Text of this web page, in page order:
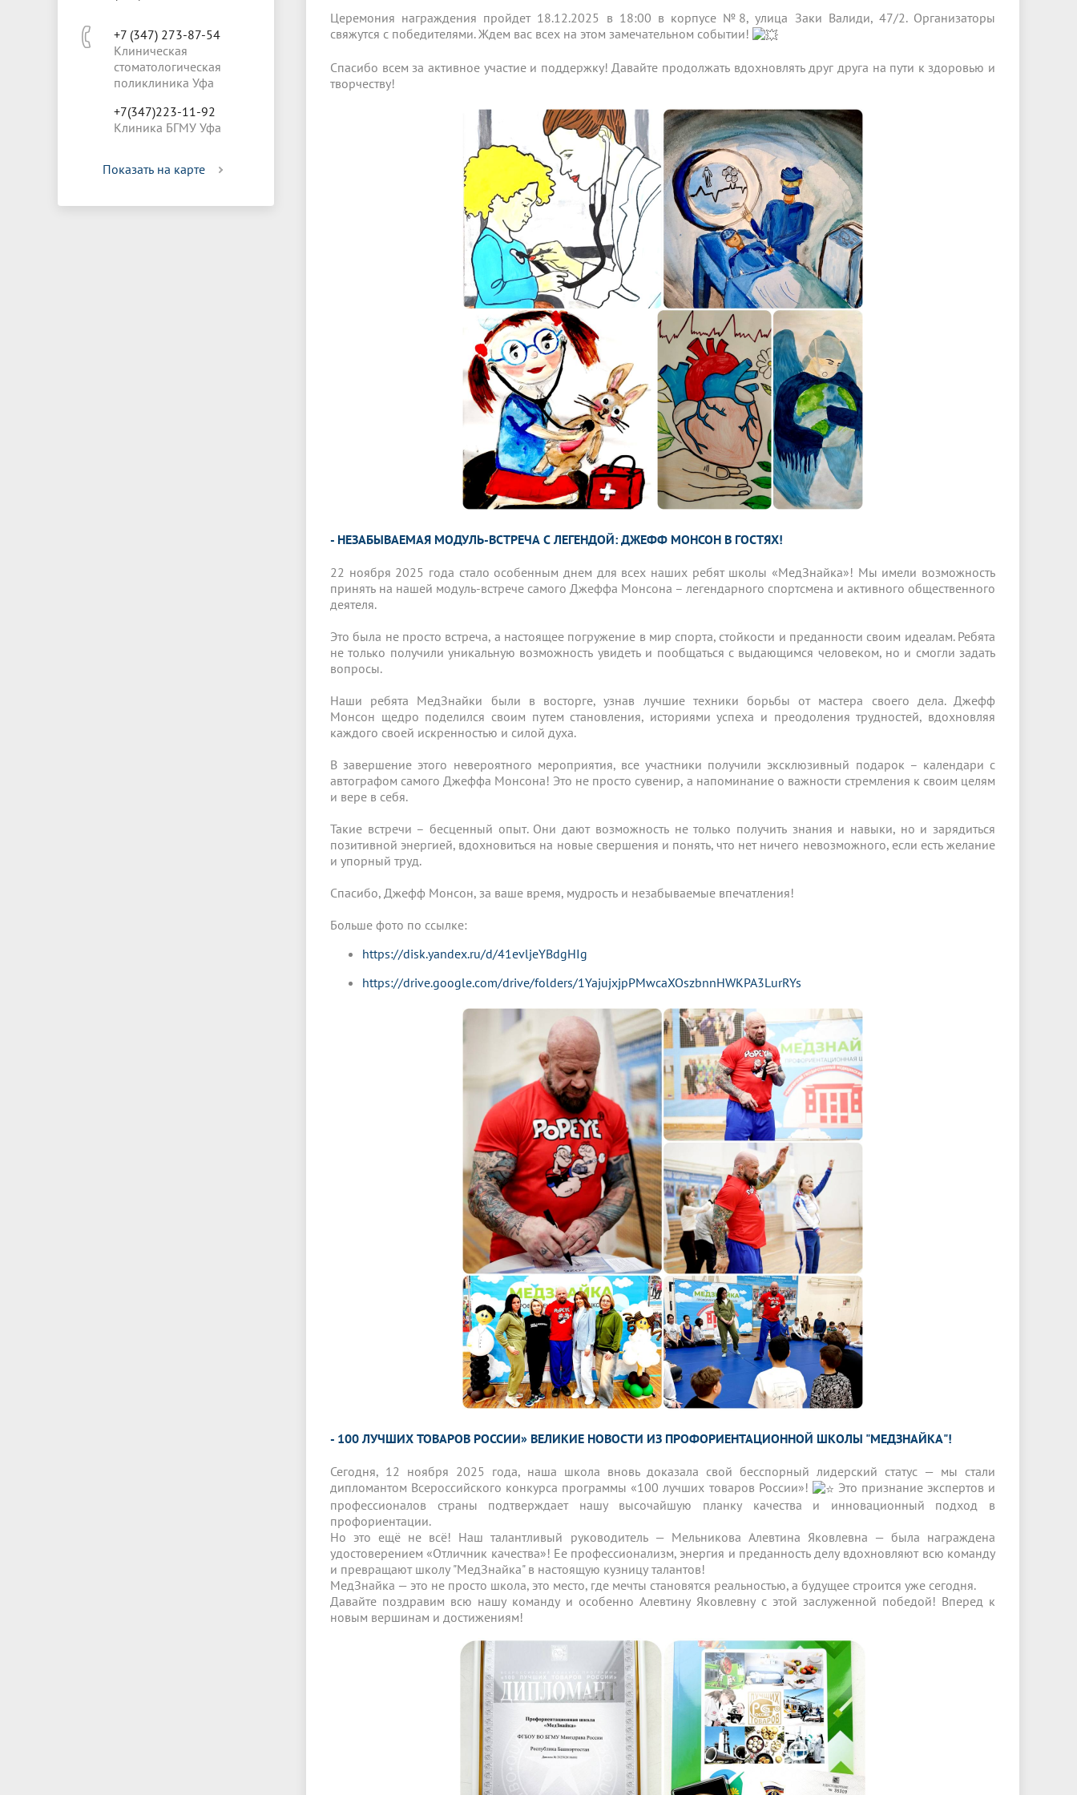
+7 (347) 273-87-54
Клиническая
стоматологическая
поликлиника Уфа
+7(347)223-11-92
Клиника БГМУ Уфа
Показать на карте
Церемония награждения пройдет 18.12.2025 в 18:00 в корпусе №8, улица Заки Валиди, 47/2. Организаторы
свяжутся с победителями. Ждем вас всех на этом замечательном событии!
Спасибо всем за активное участие и поддержку! Давайте продолжать вдохновлять друг друга на пути к здоровью и
творчеству!
- НЕЗАБЫВАЕМАЯ МОДУЛЬ-ВСТРЕЧА С ЛЕГЕНДОЙ: ДЖЕФФ МОНСОН В ГОСТЯХ!
22 ноября 2025 года стало особенным днем для всех наших ребят школы «МедЗнайка»! Мы имели возможность
принять на нашей модуль-встрече самого Джеффа Монсона – легендарного спортсмена и активного общественного
деятеля.
Это была не просто встреча, а настоящее погружение в мир спорта, стойкости и преданности своим идеалам. Ребята
не только получили уникальную возможность увидеть и пообщаться с выдающимся человеком, но и смогли задать
вопросы.
Наши ребята МедЗнайки были в восторге, узнав лучшие техники борьбы от мастера своего дела. Джефф
Монсон щедро поделился своим путем становления, историями успеха и преодоления трудностей, вдохновляя
каждого своей искренностью и силой духа.
В завершение этого невероятного мероприятия, все участники получили эксклюзивный подарок – календари с
автографом самого Джеффа Монсона! Это не просто сувенир, а напоминание о важности стремления к своим целям
и вере в себя.
Такие встречи – бесценный опыт. Они дают возможность не только получить знания и навыки, но и зарядиться
позитивной энергией, вдохновиться на новые свершения и понять, что нет ничего невозможного, если есть желание
и упорный труд.
Спасибо, Джефф Монсон, за ваше время, мудрость и незабываемые впечатления!
Больше фото по ссылке:
https://disk.yandex.ru/d/41evljeYBdgHIg
https://drive.google.com/drive/folders/1YajujxjpPMwcaXOszbnnHWKPA3LurRYs
- 100 ЛУЧШИХ ТОВАРОВ РОССИИ» ВЕЛИКИЕ НОВОСТИ ИЗ ПРОФОРИЕНТАЦИОННОЙ ШКОЛЫ "МЕДЗНАЙКА"!
Сегодня, 12 ноября 2025 года, наша школа вновь доказала свой бесспорный лидерский статус — мы стали
дипломантом Всероссийского конкурса программы «100 лучших товаров России»!
Это признание экспертов и
профессионалов страны подтверждает нашу высочайшую планку качества и инновационный подход в
профориентации.
Но это ещё не всё! Наш талантливый руководитель — Мельникова Алевтина Яковлевна — была награждена
удостоверением «Отличник качества»! Ее профессионализм, энергия и преданность делу вдохновляют всю команду
и превращают школу "МедЗнайка" в настоящую кузницу талантов!
МедЗнайка — это не просто школа, это место, где мечты становятся реальностью, а будущее строится уже сегодня.
Давайте поздравим всю нашу команду и особенно Алевтину Яковлевну с этой заслуженной победой! Вперед к
новым вершинам и достижениям!